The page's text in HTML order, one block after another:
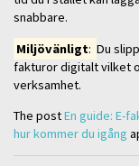
snabbare.
Miljövänligt: Du
fakturor digitalt vilket
verksamhet.
The postEn guide: E-
hur kommer du igång